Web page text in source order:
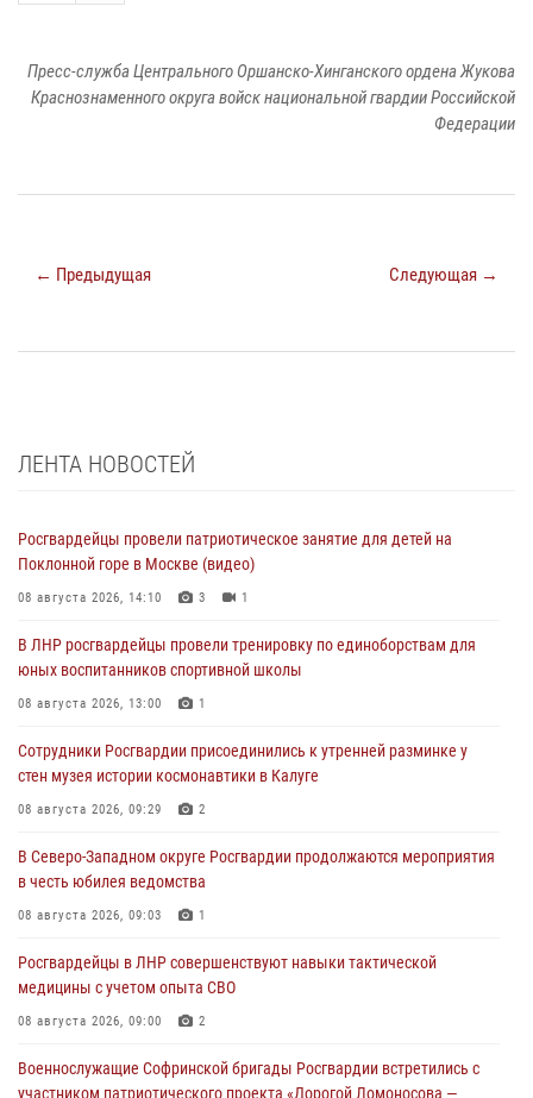
Пресс-служба Центрального Оршанско-Хинганского ордена Жукова
Краснознаменного округа войск национальной гвардии Российской
Федерации
← Предыдущая Следующая →
ЛЕНТА НОВОСТЕЙ
Росгвардейцы провели патриотическое занятие для детей на
Поклонной горе в Москве (видео)
08 августа 2026, 14:10 3 1
В ЛНР росгвардейцы провели тренировку по единоборствам для
юных воспитанников спортивной школы
08 августа 2026, 13:00 1
Сотрудники Росгвардии присоединились к утренней разминке у
стен музея истории космонавтики в Калуге
08 августа 2026, 09:29 2
В Северо-Западном округе Росгвардии продолжаются мероприятия
в честь юбилея ведомства
08 августа 2026, 09:03 1
Росгвардейцы в ЛНР совершенствуют навыки тактической
медицины с учетом опыта СВО
08 августа 2026, 09:00 2
Военнослужащие Софринской бригады Росгвардии встретились с
участником патриотического проекта «Дорогой Ломоносова —